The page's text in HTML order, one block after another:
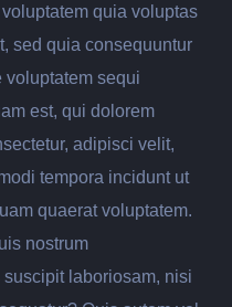
quia voluptas
sed quia consequuntur
voluptatem sequi
est, qui dolorem
adipisci velit,
tempora incidunt ut
quaerat voluptatem.
nostrum
laboriosam, nisi